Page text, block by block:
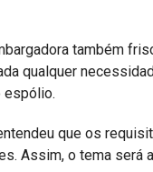
também
qualquer
espólio.
que os
Assim, o tema será